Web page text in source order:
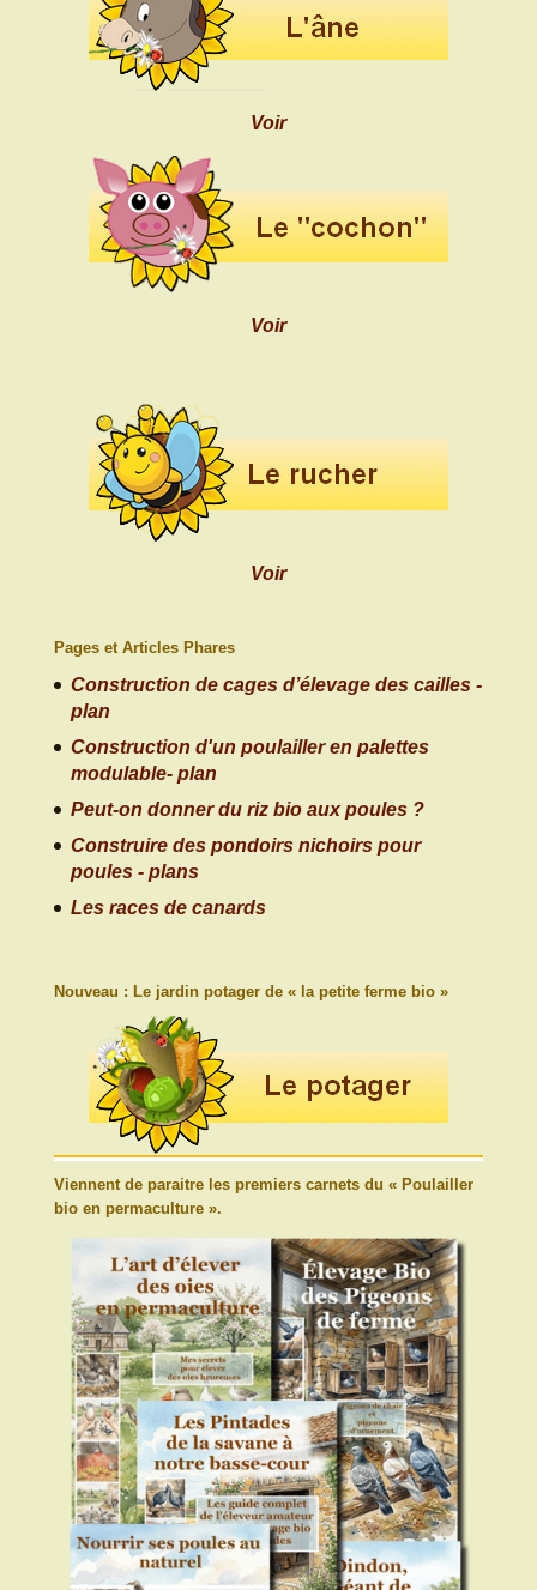
Voir
Voir
Voir
Pages et Articles Phares
Construction de cages d’élevage des cailles -
plan
Construction d'un poulailler en palettes
modulable- plan
Peut-on donner du riz bio aux poules ?
Construire des pondoirs nichoirs pour
poules - plans
Les races de canards
Nouveau : Le jardin potager de « la petite ferme bio »
Viennent de paraitre les premiers carnets du « Poulailler
bio en permaculture ».